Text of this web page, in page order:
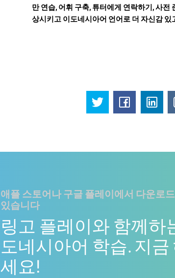
만 연습, 어휘 구축, 튜터에게 연락하기, 사전
상시키고 이도네시아어 언어로 더 자신감
애플 스토어나 구글 플레이에서 다운로
있습니다
링고 플레이와 함께하
도네시아어 학습. 지금
세요!